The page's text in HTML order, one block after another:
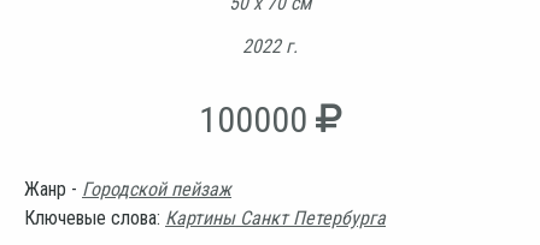
2022 г.
100000
Жанр - Городской пейзаж
Ключевые слова: Картины Санкт Петербурга